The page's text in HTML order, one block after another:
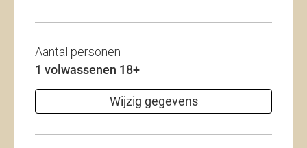
Aantal personen
1 volwassenen 18+
Wijzig gegevens